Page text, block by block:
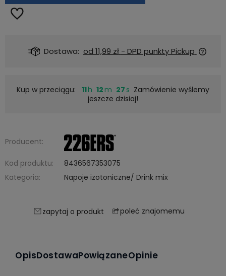
Dostawa: od 11,99 zł - DPD punkty Pickup
Kup w przeciągu: 11 12 26
Zamówienie wyślemy
jeszcze dzisiaj!
Producent:
Kod produktu:
8436567353075
Kategoria:
Napoje izotoniczne/ Drink mix
zapytaj o produkt poleć znajomemu
OpisDostawaPowiązaneOpinie